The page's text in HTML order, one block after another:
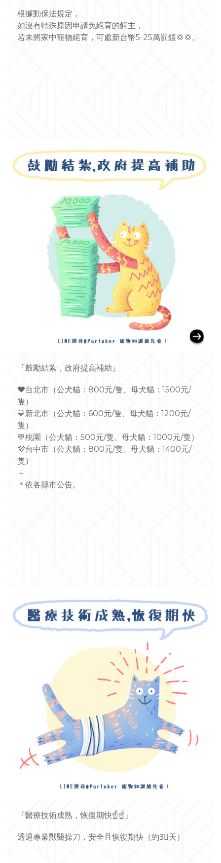
根據動保法規定，
如沒有特殊原因申請免絕育的飼主，
若未將家中寵物絕育，可處新台幣5-25萬罰鍰💢 💢。
『鼓勵結紮，政府提高補助』
❤台北市（公犬貓：800元/隻、母犬貓：1500元/
隻）
💛新北市（公犬貓：600元/隻、母犬貓：1200元/
隻）
🧡桃園（公犬貓：500元/隻、母犬貓：1000元/隻）
💜台中市（公犬貓：800元/隻、母犬貓：1400元/
隻）
－
＊依各縣市公告。
『醫療技術成熟，恢復期快☝☝』
透過專業獸醫操刀，安全且恢復期快（約3⃣天）